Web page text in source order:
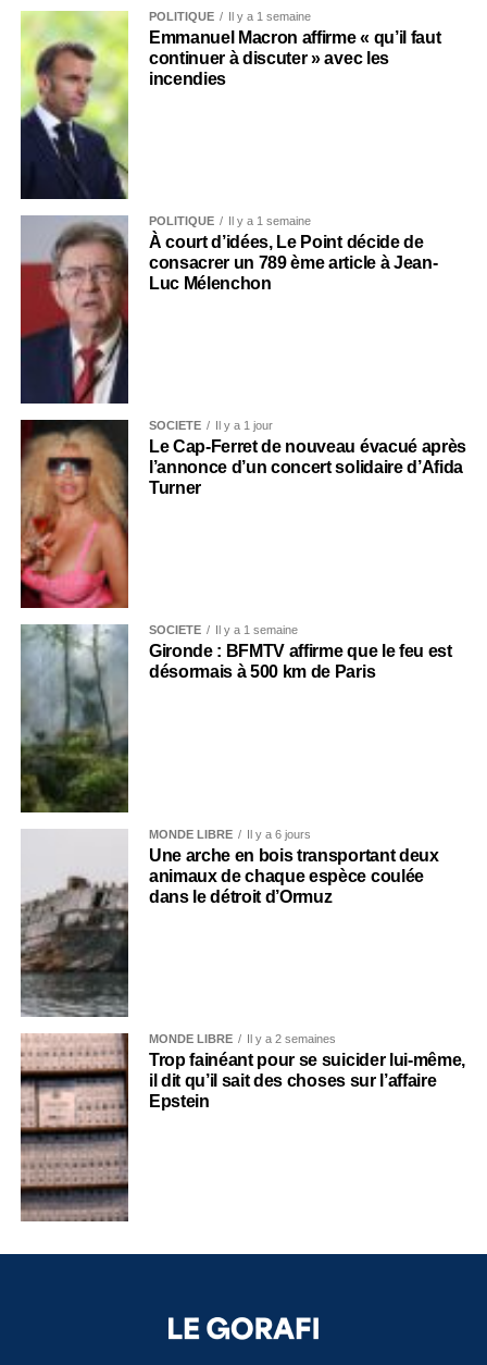
POLITIQUE Il y a 1 semaine
Emmanuel Macron affirme « qu’il faut
continuer à discuter » avec les
incendies
POLITIQUE Il y a 1 semaine
À court d’idées, Le Point décide de
consacrer un 789 ème article à Jean-
Luc Mélenchon
SOCIÉTÉ Il y a 1 jour
Le Cap-Ferret de nouveau évacué après
l’annonce d’un concert solidaire d’Afida
Turner
SOCIÉTÉ Il y a 1 semaine
Gironde : BFMTV affirme que le feu est
désormais à 500 km de Paris
MONDE LIBRE Il y a 6 jours
Une arche en bois transportant deux
animaux de chaque espèce coulée
dans le détroit d’Ormuz
MONDE LIBRE Il y a 2 semaines
Trop fainéant pour se suicider lui-même,
il dit qu’il sait des choses sur l’affaire
Epstein